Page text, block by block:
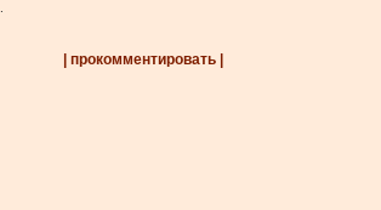
| прокомментировать |